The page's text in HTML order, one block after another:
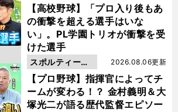
【高校野球】「プロ入り後もあ
の衝撃を超える選手はいな
い」。PL学園トリオが衝撃を受
けた選手
動画
【プロ野球】指揮官によってチ
ームが変わる！？ 金村義明＆大
塚光二が語る歴代監督エピソー
2026.08.06更新
スポルティーバ
動画